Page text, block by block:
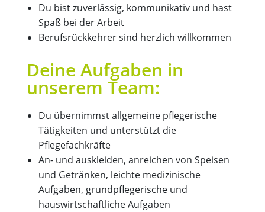
Du bist zuverlässig, kommunikativ und hast
Spaß bei der Arbeit
Berufsrückkehrer sind herzlich willkommen
Deine Aufgaben in
unserem Team:
Du übernimmst allgemeine pflegerische
Tätigkeiten und unterstützt die
Pflegefachkräfte
An- und auskleiden, anreichen von Speisen
und Getränken, leichte medizinische
Aufgaben, grundpflegerische und
hauswirtschaftliche Aufgaben